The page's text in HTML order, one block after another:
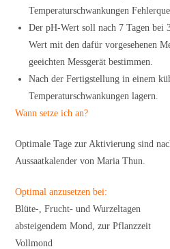
Temperaturschwankungen
Der pH-Wert soll nach 7 Tagen bei
Wert mit den dafür vorgesehenen
geeichten Messgerät bestimmen.
Nach der Fertigstellung in einem
Temperaturschwankungen lagern.
Wann setze ich an?
Optimale Tage zur Aktivierung sind
Aussaatkalender von Maria Thun.
Optimal anzusetzen bei:
Blüte-, Frucht- und Wurzeltagen
absteigendem Mond, zur Pflanzzeit
Vollmond